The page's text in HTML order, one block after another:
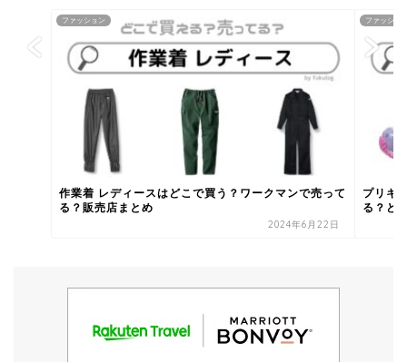
ファッション
作業着 レディースはどこで買う？ワークマンで売って
る？販売店まとめ
2024年6月22日
ファッショ
プリキ
る？ど